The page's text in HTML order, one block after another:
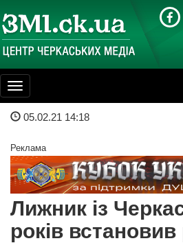
Toggle
navigation
05.02.21 14:18
Реклама
Лижник із
років